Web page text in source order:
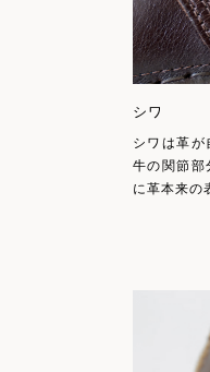
シワ
シワは革が
牛の関節部
に革本来の